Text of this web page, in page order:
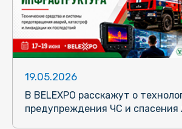
19.05.2026
В BELEXPO расскажут о
предупреждения ЧС и спасения